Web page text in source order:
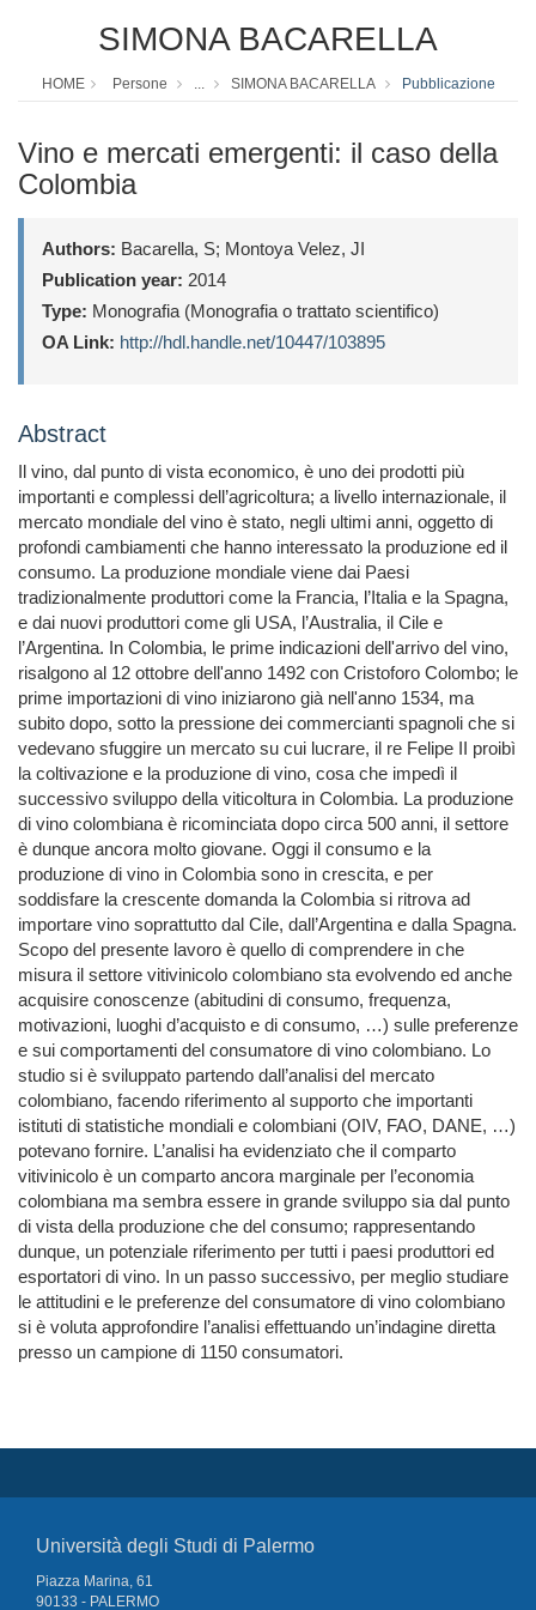
SIMONA BACARELLA
HOME Persone ... SIMONA BACARELLA Pubblicazione
Vino e mercati emergenti: il caso della
Colombia
Authors: Bacarella, S; Montoya Velez, JI
Publication year: 2014
Type: Monografia (Monografia o trattato scientifico)
OA Link: http://hdl.handle.net/10447/103895
Abstract
Il vino, dal punto di vista economico, è uno dei prodotti più
importanti e complessi dell’agricoltura; a livello internazionale, il
mercato mondiale del vino è stato, negli ultimi anni, oggetto di
profondi cambiamenti che hanno interessato la produzione ed il
consumo. La produzione mondiale viene dai Paesi
tradizionalmente produttori come la Francia, l’Italia e la Spagna,
e dai nuovi produttori come gli USA, l’Australia, il Cile e
l’Argentina. In Colombia, le prime indicazioni dell'arrivo del vino,
risalgono al 12 ottobre dell'anno 1492 con Cristoforo Colombo; le
prime importazioni di vino iniziarono già nell'anno 1534, ma
subito dopo, sotto la pressione dei commercianti spagnoli che si
vedevano sfuggire un mercato su cui lucrare, il re Felipe II proibì
la coltivazione e la produzione di vino, cosa che impedì il
successivo sviluppo della viticoltura in Colombia. La produzione
di vino colombiana è ricominciata dopo circa 500 anni, il settore
è dunque ancora molto giovane. Oggi il consumo e la
produzione di vino in Colombia sono in crescita, e per
soddisfare la crescente domanda la Colombia si ritrova ad
importare vino soprattutto dal Cile, dall’Argentina e dalla Spagna.
Scopo del presente lavoro è quello di comprendere in che
misura il settore vitivinicolo colombiano sta evolvendo ed anche
acquisire conoscenze (abitudini di consumo, frequenza,
motivazioni, luoghi d’acquisto e di consumo, …) sulle preferenze
e sui comportamenti del consumatore di vino colombiano. Lo
studio si è sviluppato partendo dall’analisi del mercato
colombiano, facendo riferimento al supporto che importanti
istituti di statistiche mondiali e colombiani (OIV, FAO, DANE, …)
potevano fornire. L’analisi ha evidenziato che il comparto
vitivinicolo è un comparto ancora marginale per l’economia
colombiana ma sembra essere in grande sviluppo sia dal punto
di vista della produzione che del consumo; rappresentando
dunque, un potenziale riferimento per tutti i paesi produttori ed
esportatori di vino. In un passo successivo, per meglio studiare
le attitudini e le preferenze del consumatore di vino colombiano
si è voluta approfondire l’analisi effettuando un’indagine diretta
presso un campione di 1150 consumatori.
Università degli Studi di Palermo
Piazza Marina, 61
90133 - PALERMO